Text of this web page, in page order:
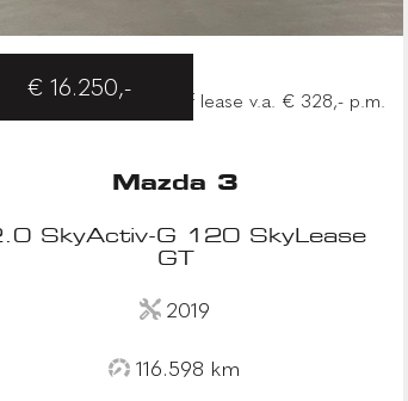
€ 16.250,- of lease v.a. € 328,- p.m.
Mazda 3
SkyActiv-G 120 SkyLease
GT
2019
116.598 km